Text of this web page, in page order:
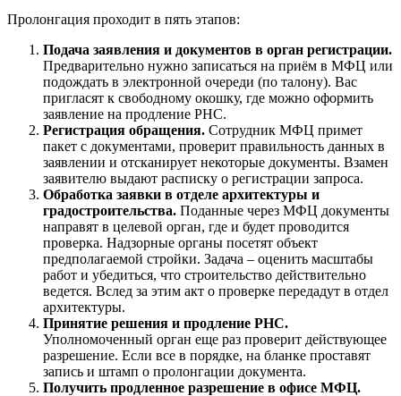
Пролонгация проходит в пять этапов:
Подача заявления и документов в орган регистрации.
Предварительно нужно записаться на приём в МФЦ или
подождать в электронной очереди (по талону). Вас
пригласят к свободному окошку, где можно оформить
заявление на продление РНС.
Регистрация обращения. Сотрудник МФЦ примет
пакет с документами, проверит правильность данных в
заявлении и отсканирует некоторые документы. Взамен
заявителю выдают расписку о регистрации запроса.
Обработка заявки в отделе архитектуры и
градостроительства. Поданные через МФЦ документы
направят в целевой орган, где и будет проводится
проверка. Надзорные органы посетят объект
предполагаемой стройки. Задача – оценить масштабы
работ и убедиться, что строительство действительно
ведется. Вслед за этим акт о проверке передадут в отдел
архитектуры.
Принятие решения и продление РНС.
Уполномоченный орган еще раз проверит действующее
разрешение. Если все в порядке, на бланке проставят
запись и штамп о пролонгации документа.
Получить продленное разрешение в офисе МФЦ.